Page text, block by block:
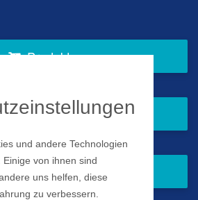
Produkte
Sie gern bei uns an
Newsletter anmelden
und andere Technologien
von ihnen sind
uns helfen, diese
zu verbessern.